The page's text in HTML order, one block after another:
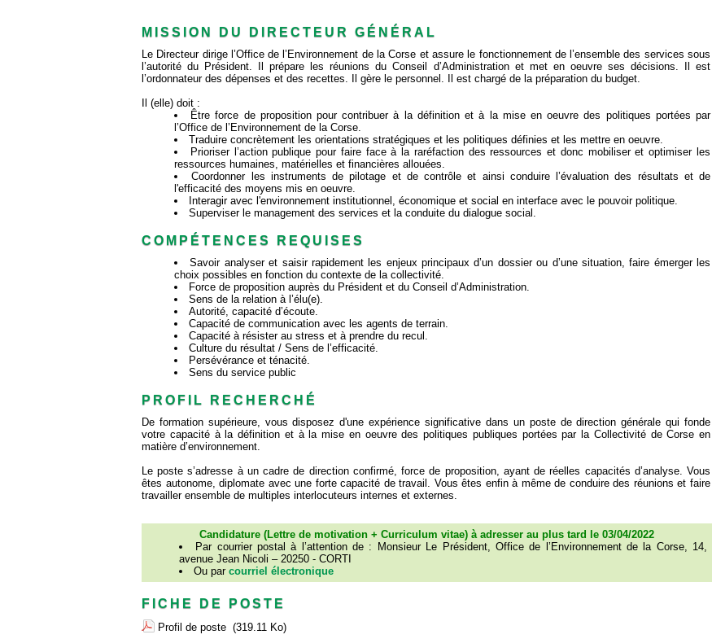
MISSION DU DIRECTEUR GÉNÉRAL
Le Directeur dirige l’Office de l’Environnement de la Corse et assure le fonctionnement de l’ensemble des services sous
l’autorité du Président. Il prépare les réunions du Conseil d’Administration et met en oeuvre ses décisions. Il est
l’ordonnateur des dépenses et des recettes. Il gère le personnel. Il est chargé de la préparation du budget.
Il (elle) doit :
Être force de proposition pour contribuer à la définition et à la mise en oeuvre des politiques portées par
l’Office de l’Environnement de la Corse.
Traduire concrètement les orientations stratégiques et les politiques définies et les mettre en oeuvre.
Prioriser l’action publique pour faire face à la raréfaction des ressources et donc mobiliser et optimiser les
ressources humaines, matérielles et financières allouées.
Coordonner les instruments de pilotage et de contrôle et ainsi conduire l’évaluation des résultats et de
l'efficacité des moyens mis en oeuvre.
Interagir avec l'environnement institutionnel, économique et social en interface avec le pouvoir politique.
Superviser le management des services et la conduite du dialogue social.
COMPÉTENCES REQUISES
Savoir analyser et saisir rapidement les enjeux principaux d’un dossier ou d’une situation, faire émerger les
choix possibles en fonction du contexte de la collectivité.
Force de proposition auprès du Président et du Conseil d’Administration.
Sens de la relation à l’élu(e).
Autorité, capacité d’écoute.
Capacité de communication avec les agents de terrain.
Capacité à résister au stress et à prendre du recul.
Culture du résultat / Sens de l’efficacité.
Persévérance et ténacité.
Sens du service public
PROFIL RECHERCHÉ
De formation supérieure, vous disposez d'une expérience significative dans un poste de direction générale qui fonde
votre capacité à la définition et à la mise en oeuvre des politiques publiques portées par la Collectivité de Corse en
matière d’environnement.
Le poste s’adresse à un cadre de direction confirmé, force de proposition, ayant de réelles capacités d’analyse. Vous
êtes autonome, diplomate avec une forte capacité de travail. Vous êtes enfin à même de conduire des réunions et faire
travailler ensemble de multiples interlocuteurs internes et externes.
Candidature (Lettre de motivation + Curriculum vitae) à adresser au plus tard le 03/04/2022
Par courrier postal à l’attention de : Monsieur Le Président, Office de l’Environnement de la Corse, 14,
avenue Jean Nicoli – 20250 - CORTI
Ou par courriel électronique
FICHE DE POSTE
Profil de poste (319.11 Ko)